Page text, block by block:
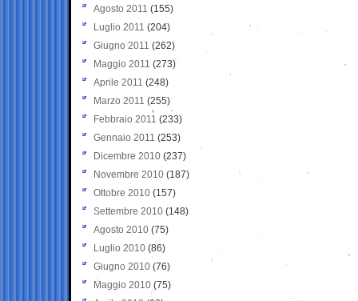
Agosto 2011 (155)
Luglio 2011 (204)
Giugno 2011 (262)
Maggio 2011 (273)
Aprile 2011 (248)
Marzo 2011 (255)
Febbraio 2011 (233)
Gennaio 2011 (253)
Dicembre 2010 (237)
Novembre 2010 (187)
Ottobre 2010 (157)
Settembre 2010 (148)
Agosto 2010 (75)
Luglio 2010 (86)
Giugno 2010 (76)
Maggio 2010 (75)